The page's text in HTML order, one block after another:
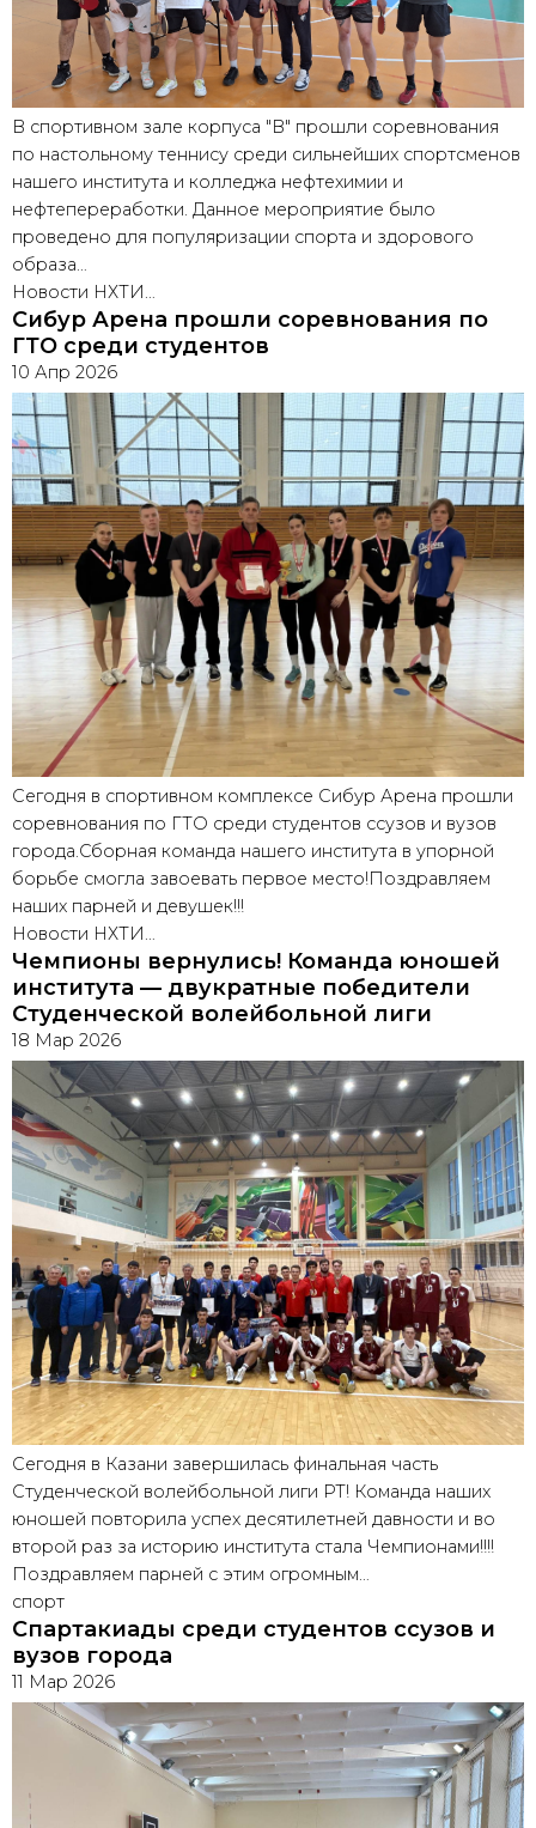
В спортивном зале корпуса "В" прошли соревнования
по настольному теннису среди сильнейших спортсменов
нашего института и колледжа нефтехимии и
нефтепереработки. Данное мероприятие было
проведено для популяризации спорта и здорового
образа…
Новости НХТИ…
Сибур Арена прошли соревнования по
ГТО среди студентов
10 Апр 2026
Сегодня в спортивном комплексе Сибур Арена прошли
соревнования по ГТО среди студентов ссузов и вузов
города.Сборная команда нашего института в упорной
борьбе смогла завоевать первое место!Поздравляем
наших парней и девушек!!!
Новости НХТИ…
Чемпионы вернулись! Команда юношей
института — двукратные победители
Студенческой волейбольной лиги
18 Мар 2026
Сегодня в Казани завершилась финальная часть
Студенческой волейбольной лиги РТ! Команда наших
юношей повторила успех десятилетней давности и во
второй раз за историю института стала Чемпионами!!!!
Поздравляем парней с этим огромным…
спорт
Спартакиады среди студентов ссузов и
вузов города
11 Мар 2026